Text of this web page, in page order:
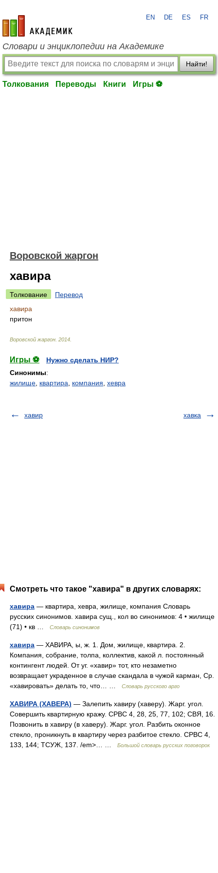
academic.ru
EN DE ES FR
Словари и энциклопедии на Академике
Найти!
Толкования Переводы Книги Игры ⚽
Воровской жаргон
хавира
Толкование
Перевод
хавира
притон
Воровской жаргон 2014
Игры ⚽
Нужно сделать НИР?
Синонимы:
жилище квартира компания хевра
хавир хавка
Смотреть что такое "хавира" в других словарях:
хавира — квартира, хевра, жилище, компания Словарь
русских синонимов. хавира сущ., кол во синонимов: 4 • жилище
(71) • кв …
Словарь синонимов
хавира — ХАВИРА, ы, ж. 1. Дом, жилище, квартира. 2.
Компания, собрание, толпа, коллектив, какой л. постоянный
контингент людей. От уг. «хавир» тот, кто незаметно
возвращает украденное в случае скандала в чужой карман, Ср.
«хавировать» делать то, что… …
Словарь русского арго
ХАВИРА (ХАВЕРА) — Залепить хавиру (хаверу). Жарг. угол.
Совершить квартирную кражу. СРВС 4, 28, 25, 77, 102; СВЯ, 16.
Позвонить в хавиру (в хаверу). Жарг. угол. Разбить оконное
стекло, проникнуть в квартиру через разбитое стекло. СРВС 4,
133, 144; ТСУЖ, 137. /em>… …
Большой словарь русских поговорок